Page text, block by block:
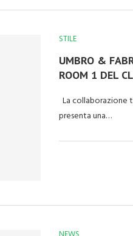
STILE
UMBRO &
ROOM 1 DEL
La collaborazione
presenta una…